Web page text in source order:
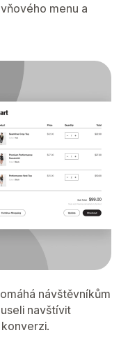
menu a
návštěvníkům
navštívit